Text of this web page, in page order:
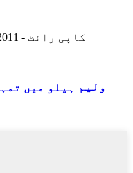
© کاپی رائٹ - 2011-2021: جملہ حقوق محفوظ ہیں۔
ولیم